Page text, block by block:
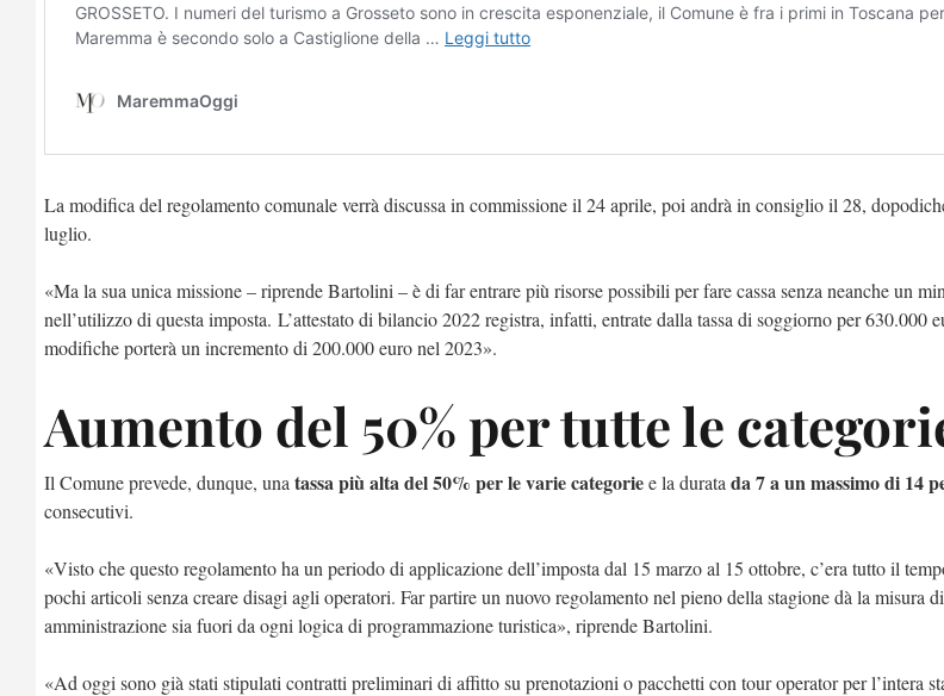
La modifica del regolamento comunale verrà discussa in commissione il 24 aprile, poi andrà in consiglio il 28,
luglio.
«Ma la sua unica missione – riprende Bartolini – è di far entrare più risorse possibili per fare cassa senza neanche un
nell’utilizzo di questa imposta. L’attestato di bilancio 2022 registra, infatti, entrate dalla tassa di soggiorno per 630.000
modifiche porterà un incremento di 200.000 euro nel 2023».
Aumento del 50% per tutte le
Il Comune prevede, dunque, una tassa più alta del 50% per le varie categoriee la durata da 7 a un massimo di 14
consecutivi.
«Visto che questo regolamento ha un periodo di applicazione dell’imposta dal 15 marzo al 15 ottobre, c’era tutto il
pochi articoli senza creare disagi agli operatori. Far partire un nuovo regolamento nel pieno della stagione dà la misura
amministrazione sia fuori da ogni logica di programmazione turistica», riprende Bartolini.
«Ad oggi sono già stati stipulati contratti preliminari di affitto su prenotazioni o pacchetti con tour operator per l’intera